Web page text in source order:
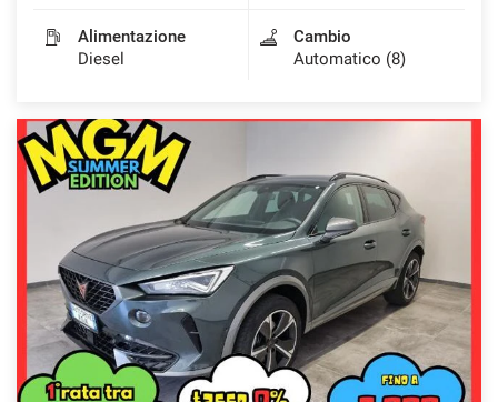
Alimentazione
Diesel
Cambio
Automatico (8)